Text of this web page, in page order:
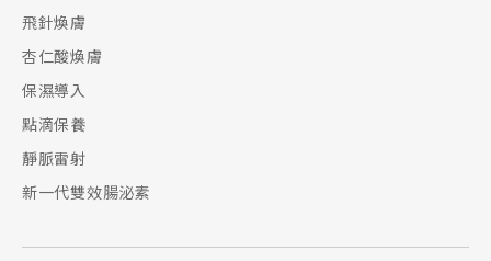
飛針煥膚
杏仁酸煥膚
保濕導入
點滴保養
靜脈雷射
新一代雙效腸泌素